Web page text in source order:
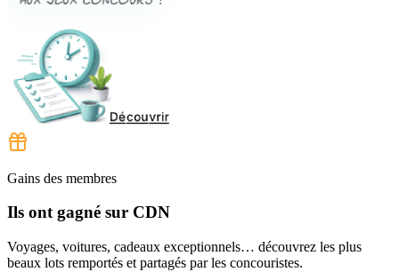
Gains des membres
Ils ont gagné sur CDN
Voyages, voitures, cadeaux exceptionnels… découvrez les plus
beaux lots remportés et partagés par les concouristes.